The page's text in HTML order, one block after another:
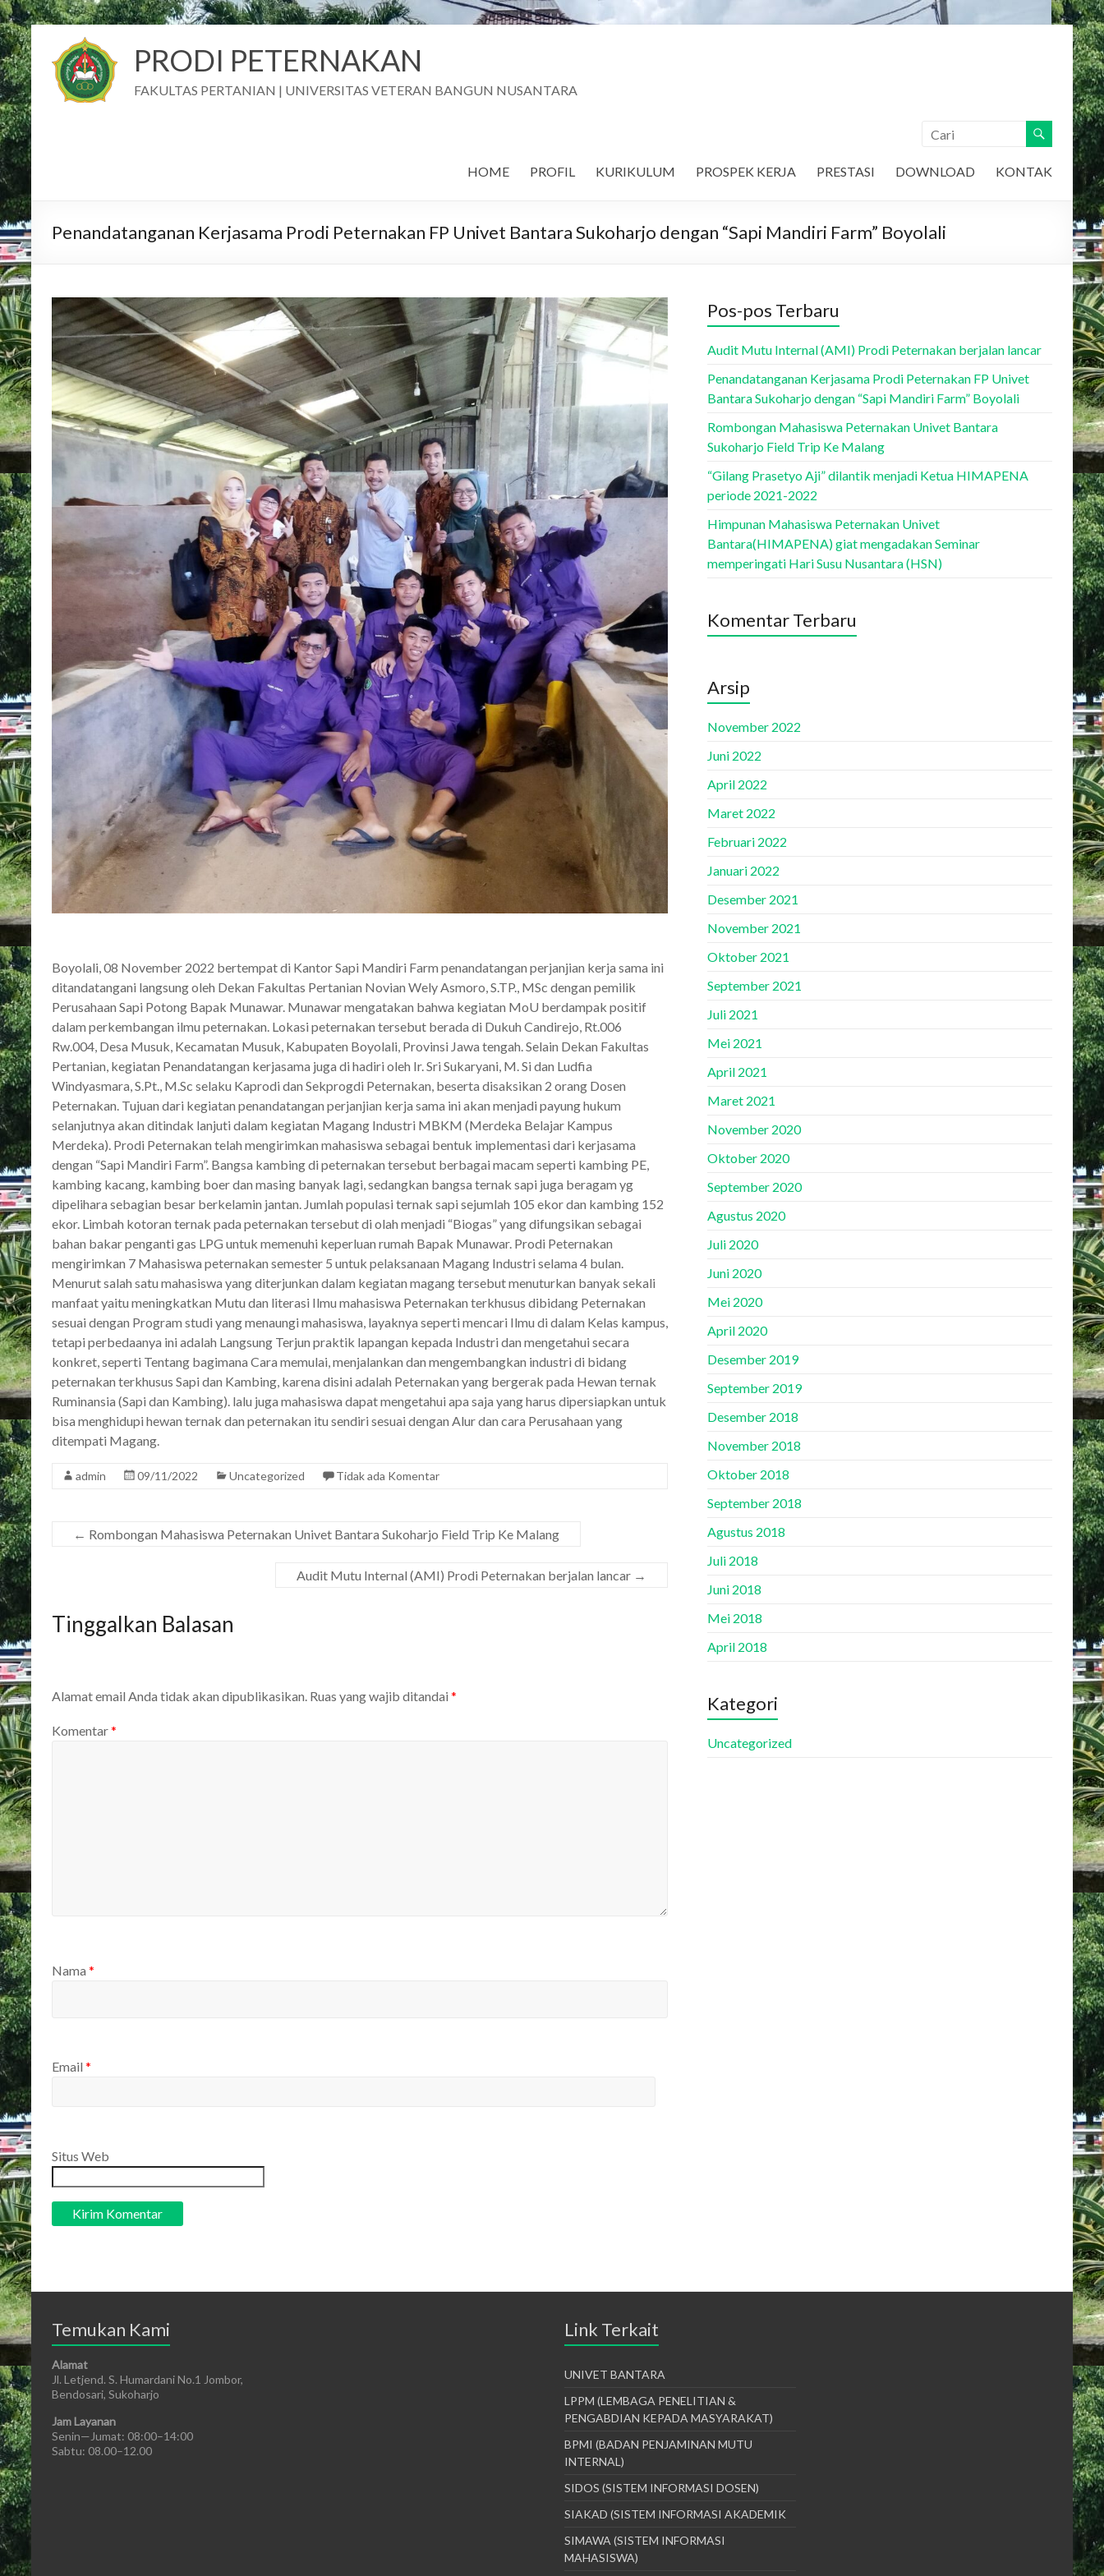
PRODI PETERNAKAN
FAKULTAS PERTANIAN | UNIVERSITAS VETERAN BANGUN NUSANTARA
HOME PROFIL KURIKULUM PROSPEK KERJA PRESTASI DOWNLOAD KONTAK
Penandatanganan Kerjasama Prodi Peternakan FP Univet Bantara Sukoharjo dengan “Sapi Mandiri Farm” Boyolali
Boyolali, 08 November 2022 bertempat di Kantor Sapi Mandiri Farm penandatangan perjanjian kerja sama ini
ditandatangani langsung oleh Dekan Fakultas Pertanian Novian Wely Asmoro, S.TP., MSc dengan pemilik
Perusahaan Sapi Potong Bapak Munawar. Munawar mengatakan bahwa kegiatan MoU berdampak positif
dalam perkembangan ilmu peternakan. Lokasi peternakan tersebut berada di Dukuh Candirejo, Rt.006
Rw.004, Desa Musuk, Kecamatan Musuk, Kabupaten Boyolali, Provinsi Jawa tengah. Selain Dekan Fakultas
Pertanian, kegiatan Penandatangan kerjasama juga di hadiri oleh Ir. Sri Sukaryani, M. Si dan Ludfia
Windyasmara, S.Pt., M.Sc selaku Kaprodi dan Sekprogdi Peternakan, beserta disaksikan 2 orang Dosen
Peternakan. Tujuan dari kegiatan penandatangan perjanjian kerja sama ini akan menjadi payung hukum
selanjutnya akan ditindak lanjuti dalam kegiatan Magang Industri MBKM (Merdeka Belajar Kampus
Merdeka). Prodi Peternakan telah mengirimkan mahasiswa sebagai bentuk implementasi dari kerjasama
dengan “Sapi Mandiri Farm”. Bangsa kambing di peternakan tersebut berbagai macam seperti kambing PE,
kambing kacang, kambing boer dan masing banyak lagi, sedangkan bangsa ternak sapi juga beragam yg
dipelihara sebagian besar berkelamin jantan. Jumlah populasi ternak sapi sejumlah 105 ekor dan kambing 152
ekor. Limbah kotoran ternak pada peternakan tersebut di olah menjadi “Biogas” yang difungsikan sebagai
bahan bakar penganti gas LPG untuk memenuhi keperluan rumah Bapak Munawar. Prodi Peternakan
mengirimkan 7 Mahasiswa peternakan semester 5 untuk pelaksanaan Magang Industri selama 4 bulan.
Menurut salah satu mahasiswa yang diterjunkan dalam kegiatan magang tersebut menuturkan banyak sekali
manfaat yaitu meningkatkan Mutu dan literasi Ilmu mahasiswa Peternakan terkhusus dibidang Peternakan
sesuai dengan Program studi yang menaungi mahasiswa, layaknya seperti mencari Ilmu di dalam Kelas kampus,
tetapi perbedaanya ini adalah Langsung Terjun praktik lapangan kepada Industri dan mengetahui secara
konkret, seperti Tentang bagimana Cara memulai, menjalankan dan mengembangkan industri di bidang
peternakan terkhusus Sapi dan Kambing, karena disini adalah Peternakan yang bergerak pada Hewan ternak
Ruminansia (Sapi dan Kambing). lalu juga mahasiswa dapat mengetahui apa saja yang harus dipersiapkan untuk
bisa menghidupi hewan ternak dan peternakan itu sendiri sesuai dengan Alur dan cara Perusahaan yang
ditempati Magang.
admin 09/11/2022 Uncategorized Tidak ada Komentar
← Rombongan Mahasiswa Peternakan Univet Bantara Sukoharjo Field Trip Ke Malang
Audit Mutu Internal (AMI) Prodi Peternakan berjalan lancar →
Tinggalkan Balasan
Alamat email Anda tidak akan dipublikasikan. Ruas yang wajib ditandai *
Komentar*
Nama *
Email *
Situs Web
Pos-pos Terbaru
Audit Mutu Internal (AMI) Prodi Peternakan berjalan lancar
Penandatanganan Kerjasama Prodi Peternakan FP Univet
Bantara Sukoharjo dengan “Sapi Mandiri Farm” Boyolali
Rombongan Mahasiswa Peternakan Univet Bantara
Sukoharjo Field Trip Ke Malang
“Gilang Prasetyo Aji” dilantik menjadi Ketua HIMAPENA
periode 2021-2022
Himpunan Mahasiswa Peternakan Univet
Bantara(HIMAPENA) giat mengadakan Seminar
memperingati Hari Susu Nusantara (HSN)
Komentar Terbaru
Arsip
November 2022
Juni 2022
April 2022
Maret 2022
Februari 2022
Januari 2022
Desember 2021
November 2021
Oktober 2021
September 2021
Juli 2021
Mei 2021
April 2021
Maret 2021
November 2020
Oktober 2020
September 2020
Agustus 2020
Juli 2020
Juni 2020
Mei 2020
April 2020
Desember 2019
September 2019
Desember 2018
November 2018
Oktober 2018
September 2018
Agustus 2018
Juli 2018
Juni 2018
Mei 2018
April 2018
Kategori
Uncategorized
Temukan Kami
Alamat
Jl. Letjend. S. Humardani No.1 Jombor,
Bendosari, Sukoharjo
Jam Layanan
Senin—Jumat: 08:00–14:00
Sabtu: 08.00–12.00
Link Terkait
UNIVET BANTARA
LPPM (LEMBAGA PENELITIAN &
PENGABDIAN KEPADA MASYARAKAT)
BPMI (BADAN PENJAMINAN MUTU
INTERNAL)
SIDOS (SISTEM INFORMASI DOSEN)
SIAKAD (SISTEM INFORMASI AKADEMIK
SIMAWA (SISTEM INFORMASI
MAHASISWA)